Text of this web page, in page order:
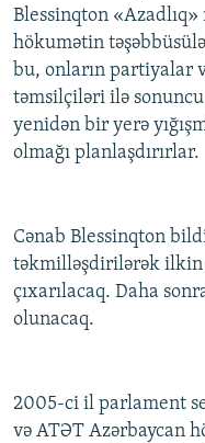
Blessinqton
hökumətin
bu, onların partiyalar
təmsilçiləri ilə
yenidən bir yerə
olmağı planlaşdırırlar.
Cənab Blessinqton
təkmilləşdirilərək ilkin
çıxarılacaq. Daha
olunacaq.
2005-ci il parlament
və ATƏT Azərbaycan